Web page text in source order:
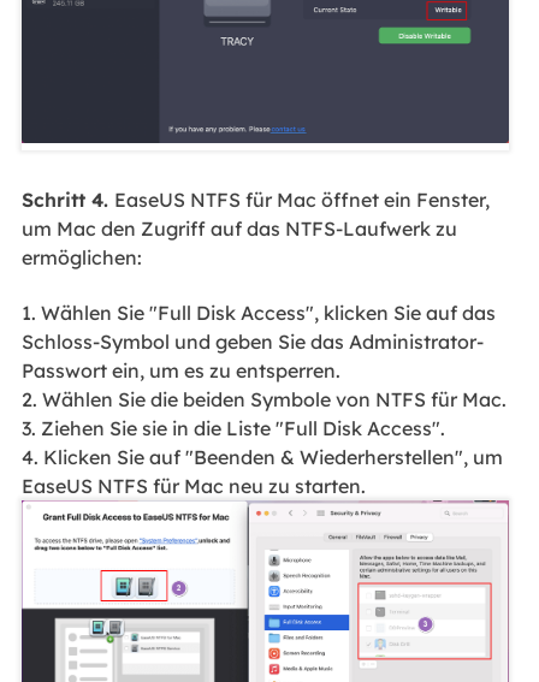
Schritt 4. EaseUS NTFS für Mac öffnet ein Fenster,
um Mac den Zugriff auf das NTFS-Laufwerk zu
ermöglichen:
1. Wählen Sie "Full Disk Access", klicken Sie auf das
Schloss-Symbol und geben Sie das Administrator-
Passwort ein, um es zu entsperren.
2. Wählen Sie die beiden Symbole von NTFS für Mac.
3. Ziehen Sie sie in die Liste "Full Disk Access".
4. Klicken Sie auf "Beenden & Wiederherstellen", um
EaseUS NTFS für Mac neu zu starten.